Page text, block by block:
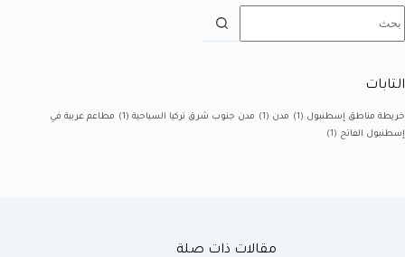
التابات
خريطة مناطق إسطنبول (1) مدن (1) مدن جنوب شرق تركيا السياحية (1)
مطاعم عربية في
إسطنبول الفاتح (1)
مقالات ذات صلة